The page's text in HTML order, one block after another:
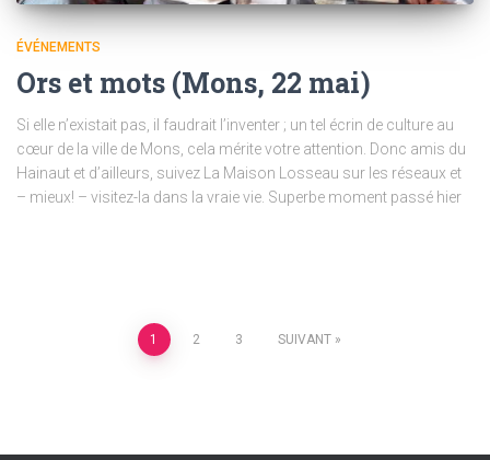
ÉVÉNEMENTS
Ors et mots (Mons, 22 mai)
Si elle n’existait pas, il faudrait l’inventer ; un tel écrin de culture au
cœur de la ville de Mons, cela mérite votre attention. Donc amis du
Hainaut et d’ailleurs, suivez La Maison Losseau sur les réseaux et
– mieux! – visitez-la dans la vraie vie. Superbe moment passé hier
1 2 3 SUIVANT